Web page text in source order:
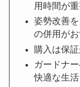
用時間が
姿勢改善
の併用が
購入は保
ガードナ
快適な生